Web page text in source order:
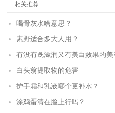
相关推荐
喝骨灰水啥意思？
素野适合多大人用？
有没有既滋润又有美白效果的美
白头翁提取物的危害
护手霜和乳液哪个更补水？
涂鸡蛋清在脸上行吗？